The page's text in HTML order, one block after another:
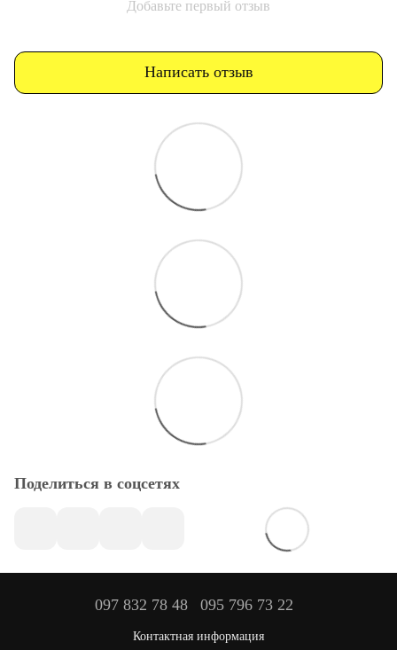
Добавьте первый отзыв
Написать отзыв
Поделиться в соцсетях
097 832 78 48 095 796 73 22
Контактная информация